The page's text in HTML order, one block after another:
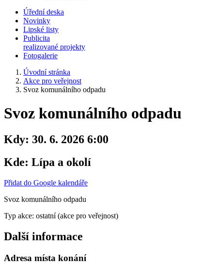
Úřední deska
Novinky
Lipské listy
Publicita
realizované projekty
Fotogalerie
Úvodní stránka
Akce pro veřejnost
Svoz komunálního odpadu
Svoz komunálního odpadu
Kdy: 30. 6. 2026 6:00
Kde: Lípa a okolí
Přidat do Google kalendáře
Svoz komunálního odpadu
Typ akce: ostatní (akce pro veřejnost)
Další informace
Adresa místa konání